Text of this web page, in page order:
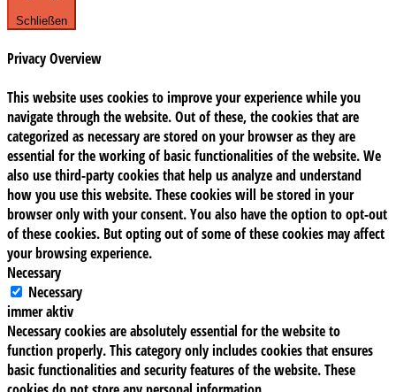
Schließen
Privacy Overview
This website uses cookies to improve your experience while you
navigate through the website. Out of these, the cookies that are
categorized as necessary are stored on your browser as they are
essential for the working of basic functionalities of the website. We
also use third-party cookies that help us analyze and understand
how you use this website. These cookies will be stored in your
browser only with your consent. You also have the option to opt-out
of these cookies. But opting out of some of these cookies may affect
your browsing experience.
Necessary
Necessary
immer aktiv
Necessary cookies are absolutely essential for the website to
function properly. This category only includes cookies that ensures
basic functionalities and security features of the website. These